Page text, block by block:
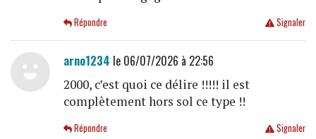
Signaler
Répondre
arno1234 le 06/07/2026 à 22:56
2000, c’est quoi ce délire !!!!! il est
complètement hors sol ce type !!
Signaler
Répondre